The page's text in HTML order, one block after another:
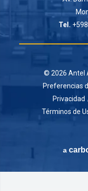
Tel.
© 2026 Antel
Preferencias
Privacidad
Términos de
a